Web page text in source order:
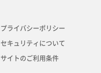
プライバシーポリシー
セキュリティについて
サイトのご利用条件